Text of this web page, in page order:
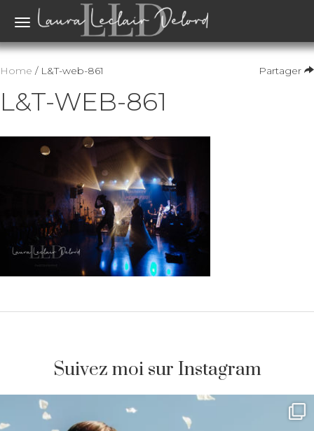
Toggle
Partager
Home / L&T-web-861
L&T-WEB-861
Suivez moi sur Instagram